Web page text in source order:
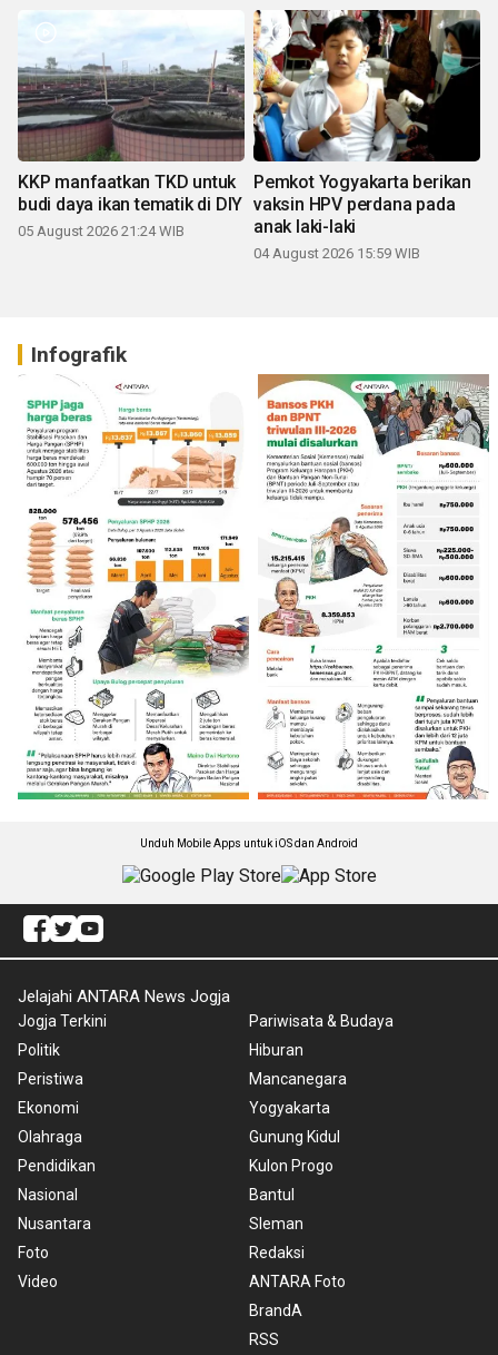
KKP manfaatkan TKD untuk
budi daya ikan tematik di DIY
05 August 2026 21:24 WIB
Pemkot Yogyakarta berikan
vaksin HPV perdana pada
anak laki-laki
04 August 2026 15:59 WIB
Infografik
Unduh Mobile Apps untuk iOS dan Android
Jelajahi ANTARA News Jogja
Jogja Terkini
Politik
Peristiwa
Ekonomi
Olahraga
Pendidikan
Nasional
Nusantara
Foto
Video
Pariwisata & Budaya
Hiburan
Mancanegara
Yogyakarta
Gunung Kidul
Kulon Progo
Bantul
Sleman
Redaksi
ANTARA Foto
BrandA
RSS